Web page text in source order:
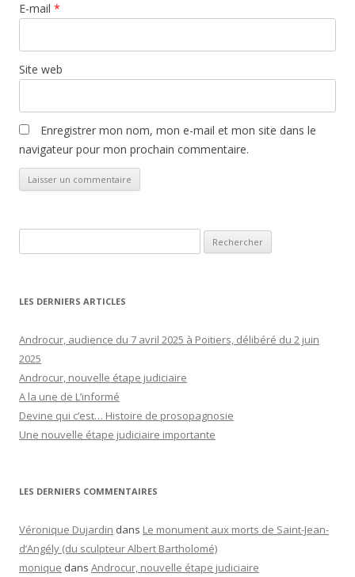
E-mail *
Site web
Enregistrer mon nom, mon e-mail et mon site dans le
navigateur pour mon prochain commentaire.
LES DERNIERS ARTICLES
Androcur, audience du 7 avril 2025 à Poitiers, délibéré du 2 juin
2025
Androcur, nouvelle étape judiciaire
A la une de L’informé
Devine qui c’est… Histoire de prosopagnosie
Une nouvelle étape judiciaire importante
LES DERNIERS COMMENTAIRES
Véronique Dujardin dans Le monument aux morts de Saint-Jean-
d’Angély (du sculpteur Albert Bartholomé)
monique dans Androcur, nouvelle étape judiciaire